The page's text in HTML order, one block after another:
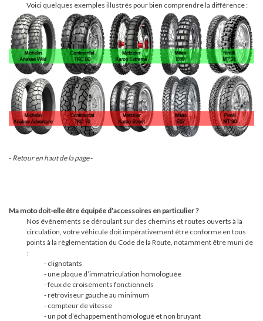
Voici quelques exemples illustrés pour bien comprendre la différence :
- Retour en haut de la page-
Ma moto doit-elle être équipée d’accessoires en particulier ?
Nos événements se déroulant sur des chemins et routes ouverts à la
circulation, votre véhicule doit impérativement être conforme en tous
points à la règlementation du Code de la Route, notamment être muni de
:
- clignotants
- une plaque d’immatriculation homologuée
- feux de croisements fonctionnels
- rétroviseur gauche au minimum
- compteur de vitesse
- un pot d’échappement homologué et non bruyant